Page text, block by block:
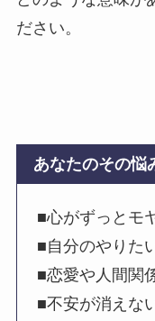
ださい。
あなたのその悩
■心がずっとモ
■自分のやりた
■恋愛や人間関
■不安が消えな